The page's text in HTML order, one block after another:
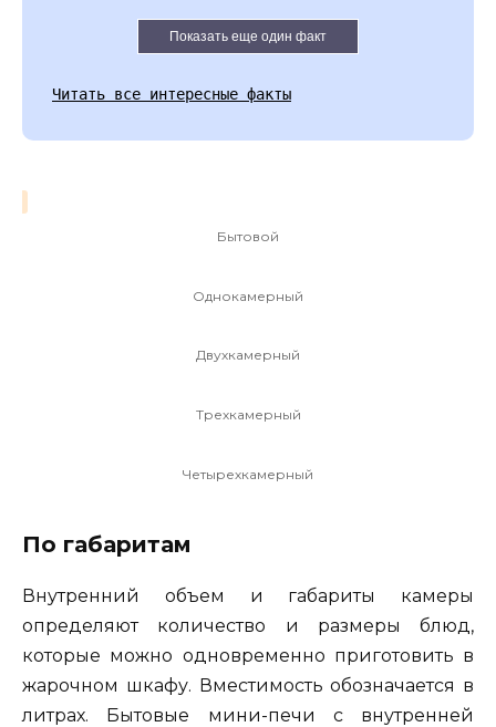
Показать еще один факт
Читать все интересные факты
Бытовой
Однокамерный
Двухкамерный
Трехкамерный
Четырехкамерный
По габаритам
Внутренний объем и габариты камеры
определяют количество и размеры блюд,
которые можно одновременно приготовить в
жарочном шкафу. Вместимость обозначается в
литрах. Бытовые мини-печи с внутренней